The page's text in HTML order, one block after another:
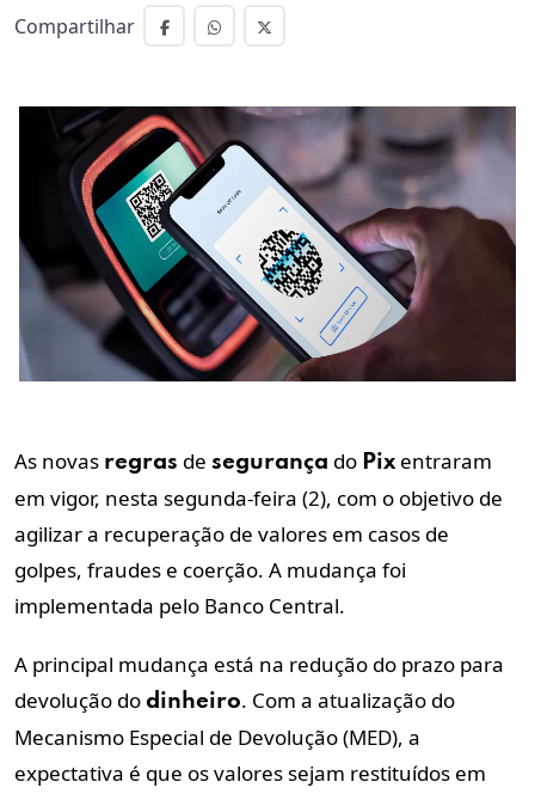
Compartilhar
As novas regras de segurança do Pixentraram
em vigor, nesta segunda-feira (2), com o objetivo de
agilizar a recuperação de valores em casos de
golpes, fraudes e coerção. A mudança foi
implementada pelo Banco Central.
A principal mudança está na redução do prazo para
devolução do dinheiro. Com a atualização do
Mecanismo Especial de Devolução (MED), a
expectativa é que os valores sejam restituídos em